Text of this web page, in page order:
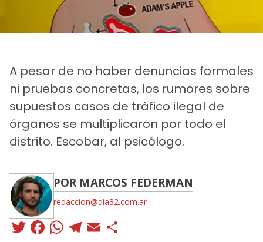
A pesar de no haber denuncias formales
ni pruebas concretas, los rumores sobre
supuestos casos de tráfico ilegal de
órganos se multiplicaron por todo el
distrito. Escobar, al psicólogo.
POR MARCOS FEDERMAN
redaccion@dia32.com.ar
Twitter
Facebook
WhatsApp
Telegram
Email